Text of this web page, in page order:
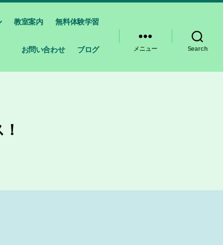
教室案内 無料体験学習
お問い合わせ ブログ メニュー Search